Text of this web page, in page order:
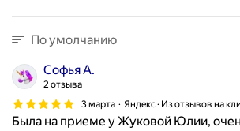
По умолчанию
Софья А.
2 отзыва
3 марта
Яндекс · Из отзывов на
Была на приеме у Жуковой Юлии,